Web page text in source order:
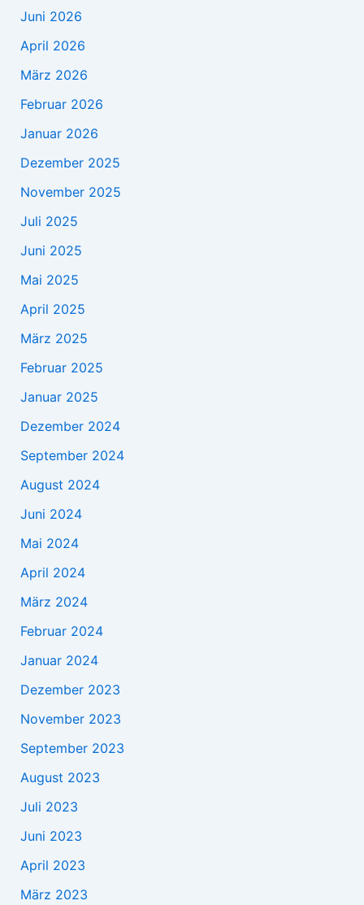
Juni 2026
April 2026
März 2026
Februar 2026
Januar 2026
Dezember 2025
November 2025
Juli 2025
Juni 2025
Mai 2025
April 2025
März 2025
Februar 2025
Januar 2025
Dezember 2024
September 2024
August 2024
Juni 2024
Mai 2024
April 2024
März 2024
Februar 2024
Januar 2024
Dezember 2023
November 2023
September 2023
August 2023
Juli 2023
Juni 2023
April 2023
März 2023